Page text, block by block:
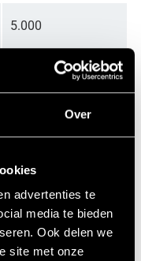
Over
advertenties te
media te bieden
Ook delen we
site met onze
5.000
30 MWth
30 * 5.000 =
4000 * 3 = 12.000
MWh
138.000 MWh
150.000 MWh